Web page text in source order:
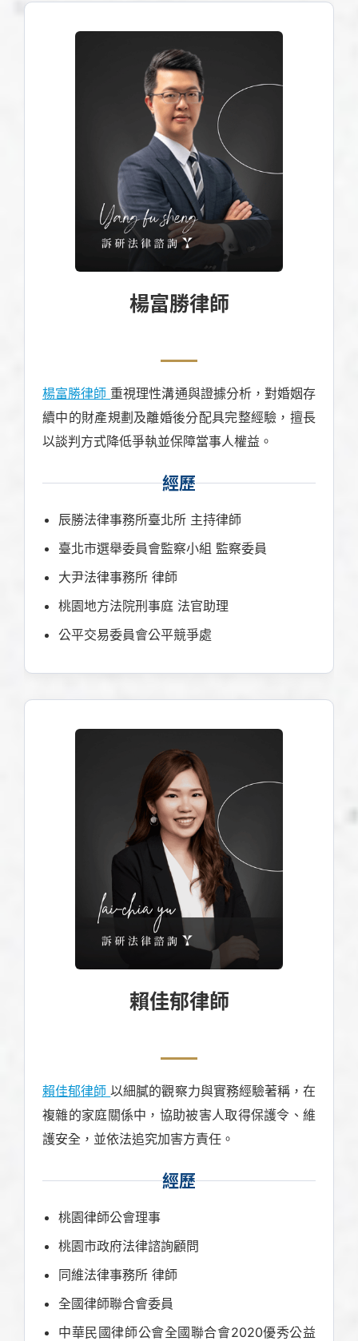
楊富勝律師
楊富勝律師 重視理性溝通與證據分析，對婚姻存
續中的財產規劃及離婚後分配具完整經驗，擅長
以談判方式降低爭執並保障當事人權益。
經歷
辰勝法律事務所臺北所 主持律師
臺北市選舉委員會監察小組 監察委員
大尹法律事務所 律師
桃園地方法院刑事庭 法官助理
公平交易委員會公平競爭處
賴佳郁律師
賴佳郁律師以細膩的觀察力與實務經驗著稱，在
複雜的家庭關係中，協助被害人取得保護令、維
護安全，並依法追究加害方責任。
經歷
桃園律師公會理事
桃園市政府法律諮詢顧問
同維法律事務所 律師
全國律師聯合會委員
中華民國律師公會全國聯合會2020優秀公益